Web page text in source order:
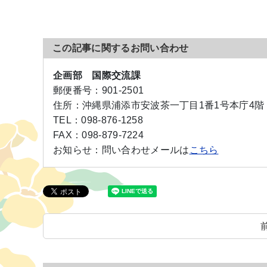
この記事に関するお問い合わせ
企画部 国際交流課
郵便番号： 901-2501
住所： 沖縄県浦添市安波茶一丁目1番1号本庁4階
TEL：098-876-1258
FAX：098-879-7224
お知らせ： 問い合わせメールは こちら